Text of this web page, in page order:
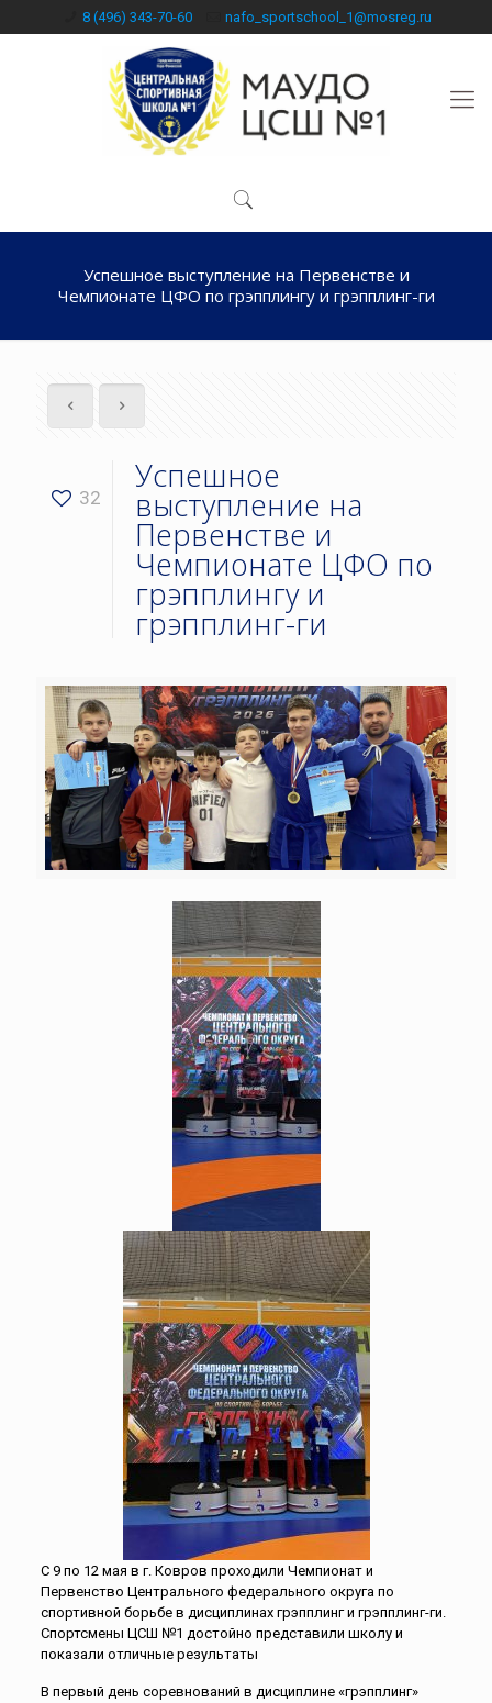
8 (496) 343-70-60 nafo_sportschool_1@mosreg.ru
Успешное выступление на Первенстве и
Чемпионате ЦФО по грэпплингу и грэпплинг-ги
32
Успешное
выступление на
Первенстве и
Чемпионате ЦФО по
грэпплингу и
грэпплинг-ги
С 9 по 12 мая в г. Ковров проходили Чемпионат и
Первенство Центрального федерального округа по
спортивной борьбе в дисциплинах грэпплинг и грэпплинг-ги.
Спортсмены ЦСШ №1 достойно представили школу и
показали отличные результаты
В первый день соревнований в дисциплине «грэпплинг»